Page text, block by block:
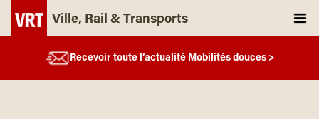
Ville, Rail & Transports
Recevoir toute l’actualité Mobilités douces >